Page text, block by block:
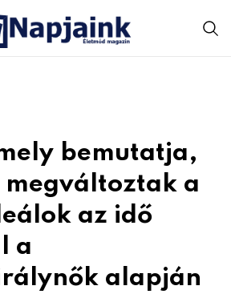
bemutatja,
megváltoztak a
az idő
a
alapján